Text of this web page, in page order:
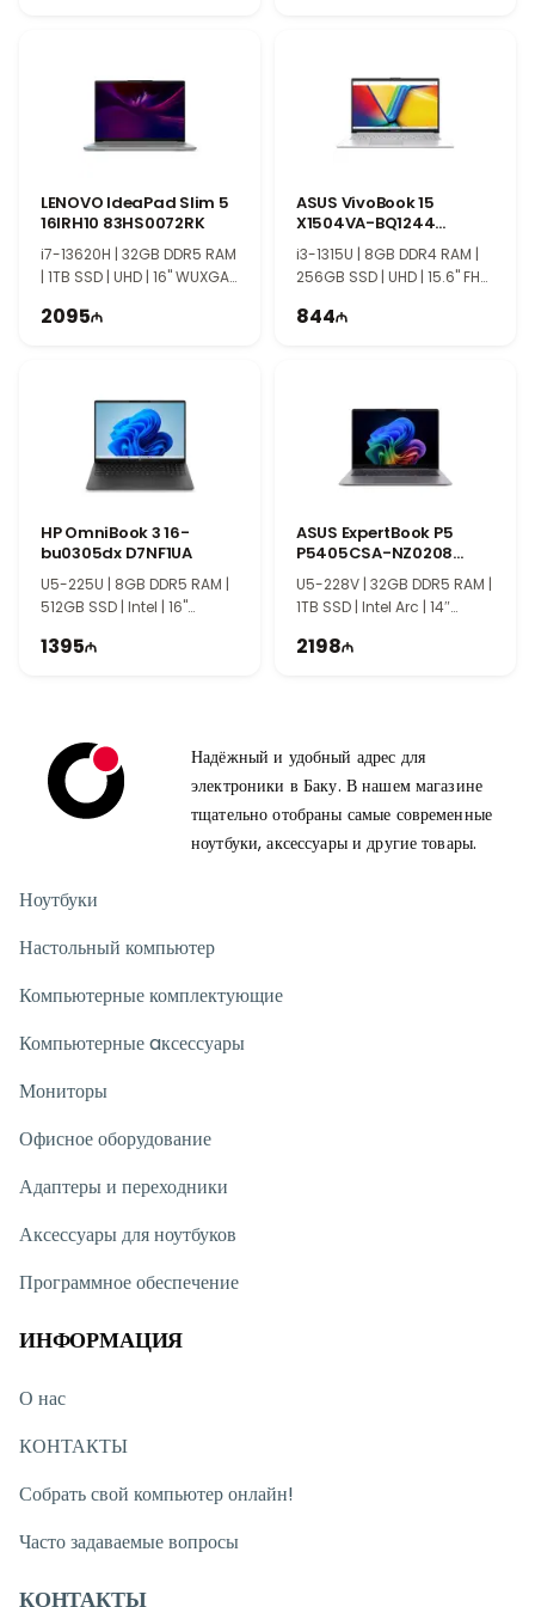
LENOVO IdeaPad Slim 5
16IRH10 83HS0072RK
i7-13620H | 32GB DDR5 RAM
| 1TB SSD | UHD | 16" WUXGA |
2095
ASUS VivoBook 15
X1504VA-BQ1244
90NB10J2-M01HY0
i3-1315U | 8GB DDR4 RAM |
256GB SSD | UHD | 15.6" FHD
844
HP OmniBook 3 16-
bu0305dx D7NF1UA
U5-225U | 8GB DDR5 RAM |
512GB SSD | Intel | 16"
1395
ASUS ExpertBook P5
P5405CSA-NZ0208
90NX0861-M008A0
U5-228V | 32GB DDR5 RAM |
1TB SSD | Intel Arc | 14″
2198
Надёжный и удобный адрес для
электроники в Баку. В нашем магазине
тщательно отобраны самые современные
ноутбуки, аксессуары и другие товары.
Ноутбуки
Настольный компьютер
Компьютерные комплектующие
Компьютерные aксессуары
Мониторы
Офисное оборудование
Адаптеры и переходники
Аксессуары для ноутбуков
Программное обеспечение
ИНФОРМАЦИЯ
О нас
КОНТАКТЫ
Собрать свой компьютер онлайн!
Часто задаваемые вопросы
КОНТАКТЫ